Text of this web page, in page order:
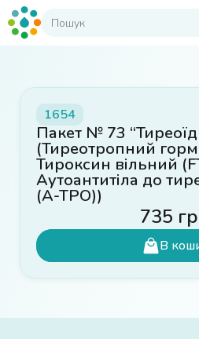
1654
Пакет № 73
(Тиреотропний
Тироксин вільний
Аутоантитіла до
(A-TPO))
735
В